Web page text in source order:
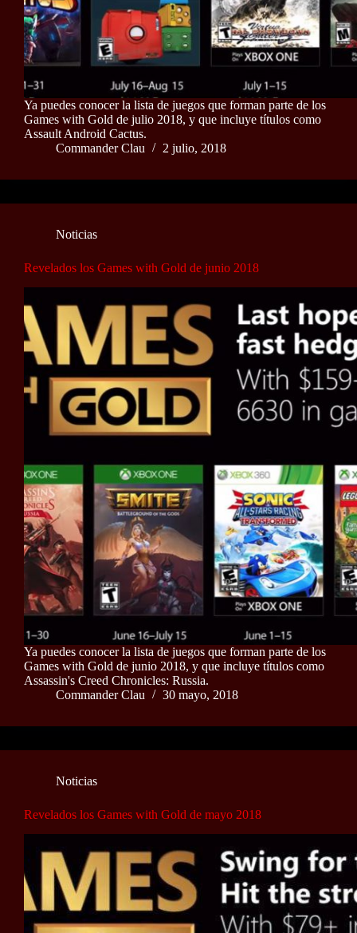
Ya puedes conocer la lista de juegos que forman parte de los
Games with Gold de julio 2018, y que incluye títulos como
Assault Android Cactus.
Commander Clau
2 julio, 2018
Noticias
Revelados los Games with Gold de junio 2018
Ya puedes conocer la lista de juegos que forman parte de los
Games with Gold de junio 2018, y que incluye títulos como
Assassin's Creed Chronicles: Russia.
Commander Clau
30 mayo, 2018
Noticias
Revelados los Games with Gold de mayo 2018